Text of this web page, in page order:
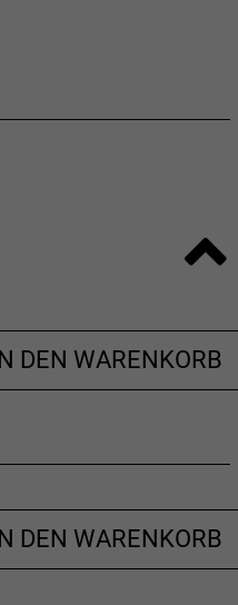
IN DEN WARENKORB
IN DEN WARENKORB